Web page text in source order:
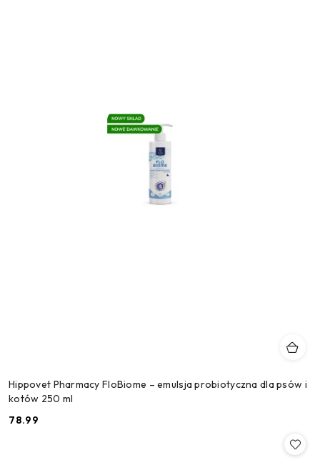
Hippovet Pharmacy FloBiome – emulsja probiotyczna dla psów i
kotów 250 ml
Cena:
78.99